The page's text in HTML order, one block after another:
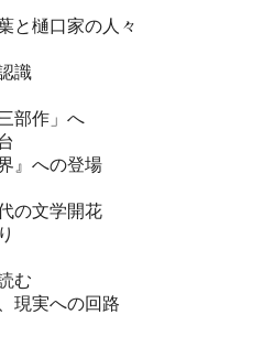
と樋口家の人々
識
部作」へ
』への登場
の文学開花
む
現実への回路